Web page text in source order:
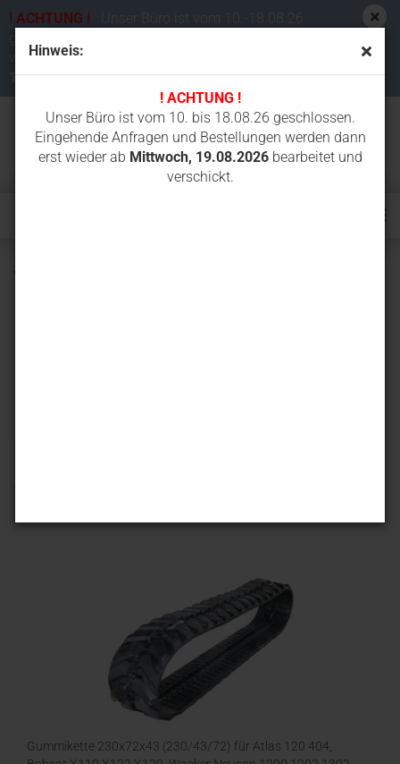
Hinweis:
! ACHTUNG !
Unser Büro ist vom 10. bis 18.08.26 geschlossen.
Eingehende Anfragen und Bestellungen werden dann
erst wieder ab Mittwoch, 19.08.2026bearbeitet und
verschickt.
! ACHTUNG !
Unser Büro ist vom 10.-18.08.26
werden dann erst wieder ab
19.08.2026bearbeitet und verschickt.
VT1550.2V
Gummikette 230x72x43 (230/43/72) für Atlas 120 404,